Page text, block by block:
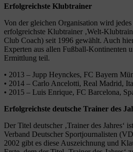
Erfolgreichste Klubtrainer
Von der gleichen Organisation wird jedes
erfolgreichste Klubtrainer ‚Welt-
Club Coach) seit 1996 gewählt. Auch
Experten aus allen Fußball-Kontinenten
Ermittlung teil.
• 2013 – Jupp Heynckes, FC Bayern
• 2014 – Carlo Ancelotti, Real Madrid,
• 2015 – Luis Enrique, FC Barcelona,
Erfolgreichste deutsche Trainer des
Der Titel deutscher ‚Trainer des Jahres‘
Verband Deutscher Sportjournalisten
2002 gibt es diese Auszeichnung und